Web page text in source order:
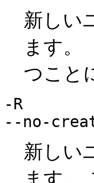
新しい
ます。
つこと
-R
--no-
新しい
ます。